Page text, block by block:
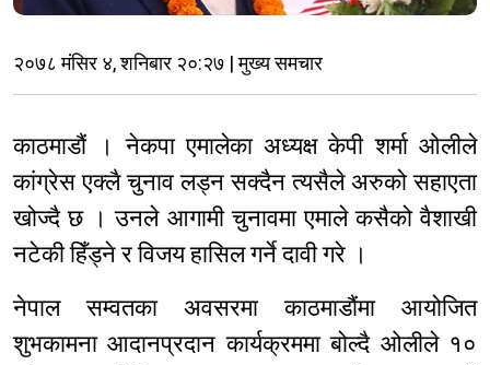
२०७८ मंसिर ४, शनिबार २०:२७ | मुख्य समचार
काठमाडौं । नेकपा एमालेका अध्यक्ष केपी शर्मा ओलीले
कांग्रेस एक्लै चुनाव लड्न सक्दैन त्यसैले अरुको सहाएता
खोज्दै छ । उनले आगामी चुनावमा एमाले कसैको वैशाखी
नटेकी हिँड्ने र विजय हासिल गर्ने दावी गरे ।
नेपाल सम्वतका अवसरमा काठमाडौंमा आयोजित
शुभकामना आदानप्रदान कार्यक्रममा बोल्दै ओलीले १०